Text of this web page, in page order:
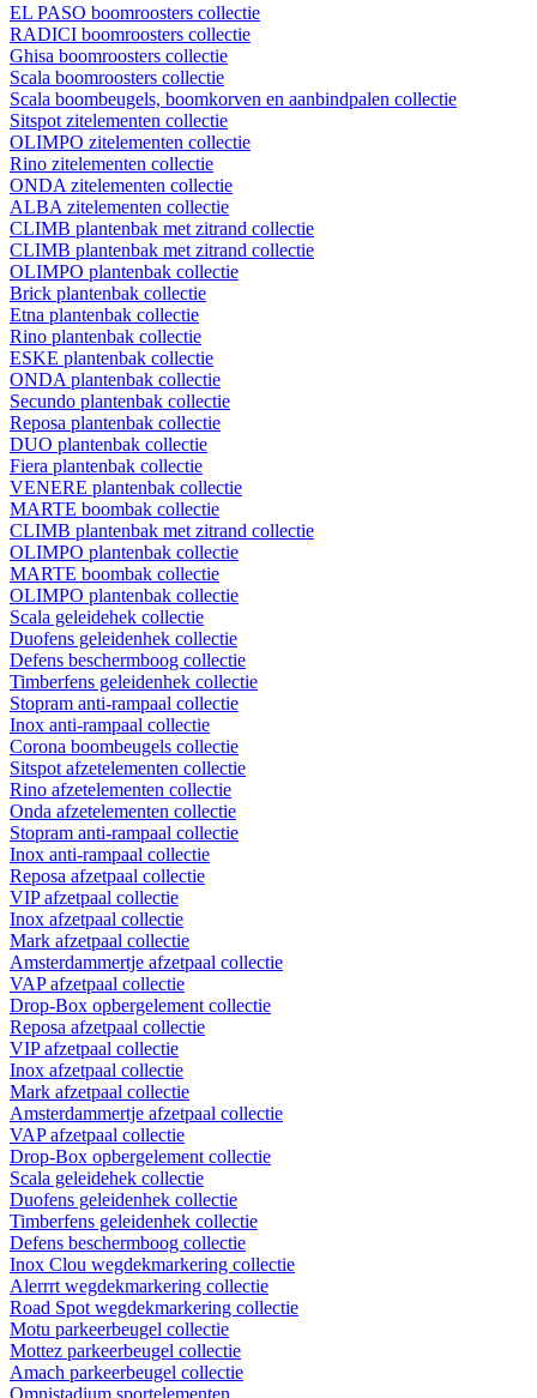
EL PASO boomroosters collectie
RADICI boomroosters collectie
Ghisa boomroosters collectie
Scala boomroosters collectie
Scala boombeugels, boomkorven en aanbindpalen collectie
Sitspot zitelementen collectie
OLIMPO zitelementen collectie
Rino zitelementen collectie
ONDA zitelementen collectie
ALBA zitelementen collectie
CLIMB plantenbak met zitrand collectie
CLIMB plantenbak met zitrand collectie
OLIMPO plantenbak collectie
Brick plantenbak collectie
Etna plantenbak collectie
Rino plantenbak collectie
ESKE plantenbak collectie
ONDA plantenbak collectie
Secundo plantenbak collectie
Reposa plantenbak collectie
DUO plantenbak collectie
Fiera plantenbak collectie
VENERE plantenbak collectie
MARTE boombak collectie
CLIMB plantenbak met zitrand collectie
OLIMPO plantenbak collectie
MARTE boombak collectie
OLIMPO plantenbak collectie
Scala geleidehek collectie
Duofens geleidenhek collectie
Defens beschermboog collectie
Timberfens geleidenhek collectie
Stopram anti-rampaal collectie
Inox anti-rampaal collectie
Corona boombeugels collectie
Sitspot afzetelementen collectie
Rino afzetelementen collectie
Onda afzetelementen collectie
Stopram anti-rampaal collectie
Inox anti-rampaal collectie
Reposa afzetpaal collectie
VIP afzetpaal collectie
Inox afzetpaal collectie
Mark afzetpaal collectie
Amsterdammertje afzetpaal collectie
VAP afzetpaal collectie
Drop-Box opbergelement collectie
Reposa afzetpaal collectie
VIP afzetpaal collectie
Inox afzetpaal collectie
Mark afzetpaal collectie
Amsterdammertje afzetpaal collectie
VAP afzetpaal collectie
Drop-Box opbergelement collectie
Scala geleidehek collectie
Duofens geleidenhek collectie
Timberfens geleidenhek collectie
Defens beschermboog collectie
Inox Clou wegdekmarkering collectie
Alerrrt wegdekmarkering collectie
Road Spot wegdekmarkering collectie
Motu parkeerbeugel collectie
Mottez parkeerbeugel collectie
Amach parkeerbeugel collectie
Omnistadium sportelementen